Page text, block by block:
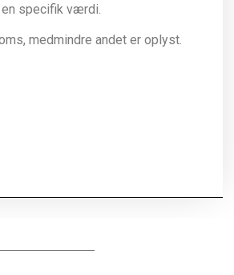
specifik værdi.
medmindre andet er oplyst.